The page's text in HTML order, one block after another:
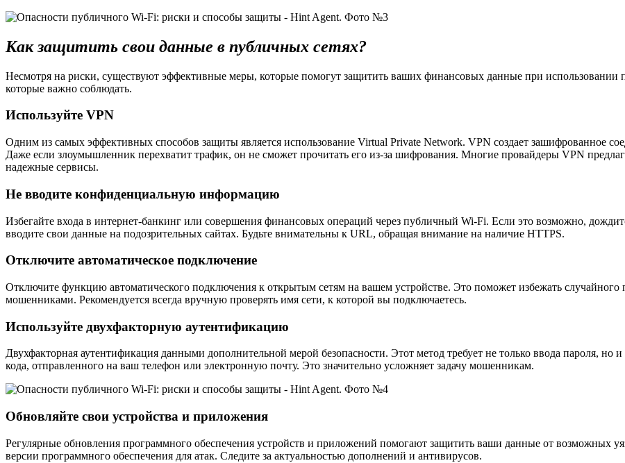
Как защитить свои данные в публичных сетях?
Несмотря на риски, существуют эффективные меры, которые помогут защитить ваших финансовых данные при использовании
которые важно соблюдать.
Используйте VPN
Одним из самых эффективных способов защиты является использование Virtual Private Network. VPN создает зашифрованное
Даже если злоумышленник перехватит трафик, он не сможет прочитать его из-за шифрования. Многие провайдеры VPN
надежные сервисы.
Не вводите конфиденциальную информацию
Избегайте входа в интернет-банкинг или совершения финансовых операций через публичный Wi-Fi. Если это возможно,
вводите свои данные на подозрительных сайтах. Будьте внимательны к URL, обращая внимание на наличие HTTPS.
Отключите автоматическое подключение
Отключите функцию автоматического подключения к открытым сетям на вашем устройстве. Это поможет избежать
мошенниками. Рекомендуется всегда вручную проверять имя сети, к которой вы подключаетесь.
Используйте двухфакторную аутентификацию
Двухфакторная аутентификация данными дополнительной мерой безопасности. Этот метод требует не только ввода пароля,
кода, отправленного на ваш телефон или электронную почту. Это значительно усложняет задачу мошенникам.
Обновляйте свои устройства и приложения
Регулярные обновления программного обеспечения устройств и приложений помогают защитить ваши данные от возможных
версии программного обеспечения для атак. Следите за актуальностью дополнений и антивирусов.